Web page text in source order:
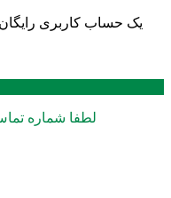
یک حساب کاربری
لطفا شماره